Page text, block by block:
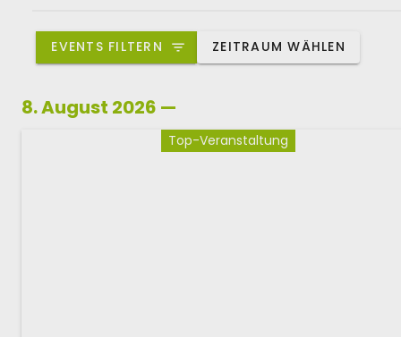
EVENTS FILTERN ZEITRAUM WÄHLEN
8. August 2026 —
Top-Veranstaltung